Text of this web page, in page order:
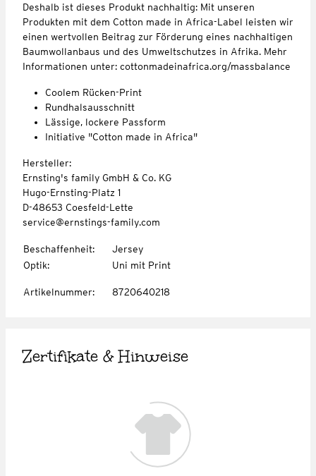
Deshalb ist dieses Produkt nachhaltig: Mit unseren
Produkten mit dem Cotton made in Africa-Label leisten wir
einen wertvollen Beitrag zur Förderung eines nachhaltigen
Baumwollanbaus und des Umweltschutzes in Afrika. Mehr
Informationen unter: cottonmadeinafrica.org/massbalance
Coolem Rücken-Print
Rundhalsausschnitt
Lässige, lockere Passform
Initiative "Cotton made in Africa"
Hersteller:
Ernsting's family GmbH & Co. KG
Hugo-Ernsting-Platz 1
D-48653 Coesfeld-Lette
service@ernstings-family.com
Beschaffenheit:
Jersey
Optik: Uni mit Print
Artikelnummer: 8720640218
Zertifikate & Hinweise